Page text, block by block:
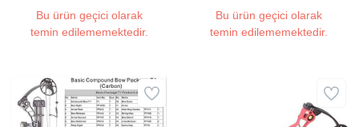
Bu ürün geçici olarak
temin edilememektedir.
Bu ürün geçici olarak
temin edilememektedir.